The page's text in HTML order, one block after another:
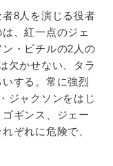
8人を演じる役者
、紅一点のジェ
・ビチルの2人の
欠かせない、タラ
する。常に強烈
ジャクソンをはじ
ギンス、ジェー
ぞれに危険で、